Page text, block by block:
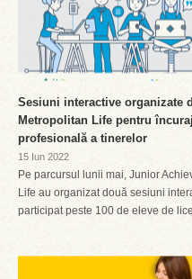
Sesiuni interactive organizate
Metropolitan Life pentru
profesională a tinerelor
15 Iun 2022
Pe parcursul lunii mai, Junior
Life au organizat două sesiuni
participat peste 100 de eleve de